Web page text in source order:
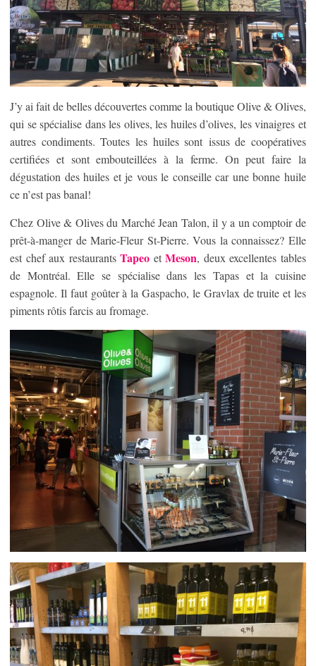
J’y ai fait de belles découvertes comme la boutique Olive & Olives,
qui se spécialise dans les olives, les huiles d’olives, les vinaigres et
autres condiments. Toutes les huiles sont issus de coopératives
certifiées et sont embouteillées à la ferme. On peut faire la
dégustation des huiles et je vous le conseille car une bonne huile
ce n’est pas banal!
Chez Olive & Olives du Marché Jean Talon, il y a un comptoir de
prêt-à-manger de Marie-Fleur St-Pierre. Vous la connaissez? Elle
est chef aux restaurantsTapeo etMeson, deux excellentes tables
de Montréal. Elle se spécialise dans les Tapas et la cuisine
espagnole. Il faut goûter à la Gaspacho, le Gravlax de truite et les
piments rôtis farcis au fromage.